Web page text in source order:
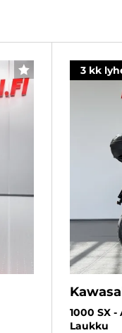
SUOSIKKI 3 kk
1000 SX
Laukku